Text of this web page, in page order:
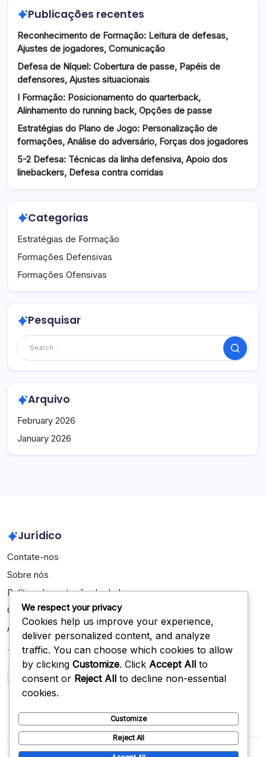
Publicações recentes
Reconhecimento de Formação: Leitura de defesas,
Ajustes de jogadores, Comunicação
Defesa de Níquel: Cobertura de passe, Papéis de
defensores, Ajustes situacionais
I Formação: Posicionamento do quarterback,
Alinhamento do running back, Opções de passe
Estratégias do Plano de Jogo: Personalização de
formações, Análise do adversário, Forças dos jogadores
5-2 Defesa: Técnicas da linha defensiva, Apoio dos
linebackers, Defesa contra corridas
Categorias
Estratégias de Formação
Formações Defensivas
Formações Ofensivas
Pesquisar
Search
Arquivo
February 2026
January 2026
Jurídico
Contate-nos
Sobre nós
Política de proteção de dados
Cookies e rastreamento
Acordo do usuário
Pesquisar
We respect your privacy
Cookies help us improve your experience,
deliver personalized content, and analyze
traffic. You can choose which cookies to allow
by clicking Customize. Click Accept All to
consent or Reject All to decline non-essential
cookies.
Customize
Reject All